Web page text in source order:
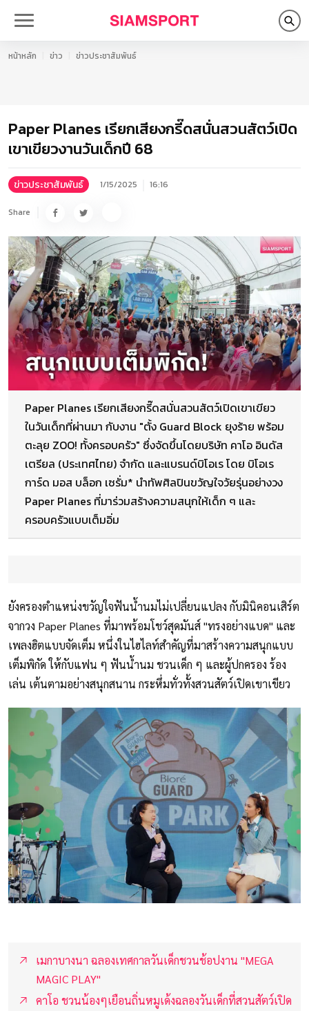
หน้าหลัก ข่าว ข่าวประชาสัมพันธ์
Paper Planes เรียกเสียงกรี๊ดสนั่นสวนสัตว์เปิด
เขาเขียวงานวันเด็กปี 68
ข่าวประชาสัมพันธ์ 1/15/2025 16:16
Share
Paper Planes เรียกเสียงกรี๊ดสนั่นสวนสัตว์เปิดเขาเขียว
ในวันเด็กที่ผ่านมา กับงาน "ตั้ง Guard Block ยุงร้าย พร้อม
ตะลุย ZOO! ทั้งครอบครัว" ซึ่งจัดขึ้นโดยบริษัท คาโอ อินดัส
เตรียล (ประเทศไทย) จำกัด และแบรนด์บิโอเร โดย บิโอเร
การ์ด มอส บล็อก เซรั่ม* นำทัพศิลปินขวัญใจวัยรุ่นอย่างวง
Paper Planes ที่มาร่วมสร้างความสนุกให้เด็ก ๆ และ
ครอบครัวแบบเต็มอิ่ม
ยังครองตำแหน่งขวัญใจฟันน้ำนมไม่เปลี่ยนแปลง กับมินิคอนเสิร์ต
จากวง Paper Planes ที่มาพร้อมโชว์สุดมันส์ "ทรงอย่างแบด" และ
เพลงฮิตแบบจัดเต็ม หนึ่งในไฮไลท์สำคัญที่มาสร้างความสนุกแบบ
เต็มพิกัด ให้กับแฟน ๆ ฟันน้ำนม ชวนเด็ก ๆ และผู้ปกครอง ร้อง
เล่น เต้นตามอย่างสนุกสนาน กระหึ่มทั่วทั้งสวนสัตว์เปิดเขาเขียว
เมกาบางนา ฉลองเทศกาลวันเด็กชวนช้อปงาน "MEGA
MAGIC PLAY"
คาโอ ชวนน้องๆเยือนถิ่นหมูเด้งฉลองวันเด็กที่สวนสัตว์เปิด